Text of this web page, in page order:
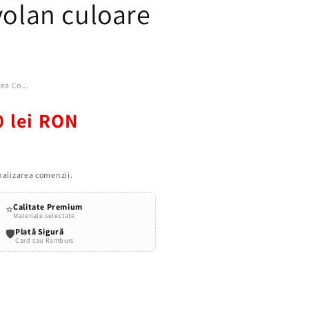
culoare
Co...
lei RON
comenzii.
⭐Calitate Premium
Materiale selectate
🛡️Plată Sigură
Card sau Ramburs